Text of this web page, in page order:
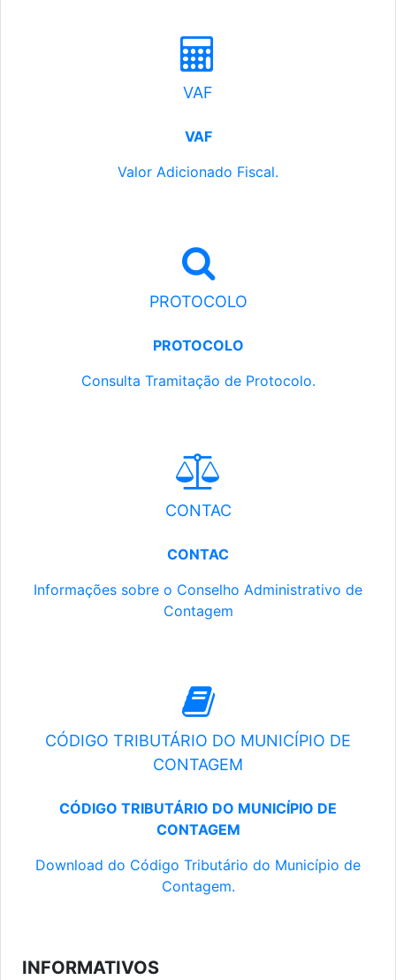
VAF
VAF
Valor Adicionado Fiscal.
PROTOCOLO
PROTOCOLO
Consulta Tramitação de Protocolo.
CONTAC
CONTAC
Informações sobre o Conselho Administrativo de
Contagem
CÓDIGO TRIBUTÁRIO DO MUNICÍPIO DE
CONTAGEM
CÓDIGO TRIBUTÁRIO DO MUNICÍPIO DE
CONTAGEM
Download do Código Tributário do Município de
Contagem.
INFORMATIVOS